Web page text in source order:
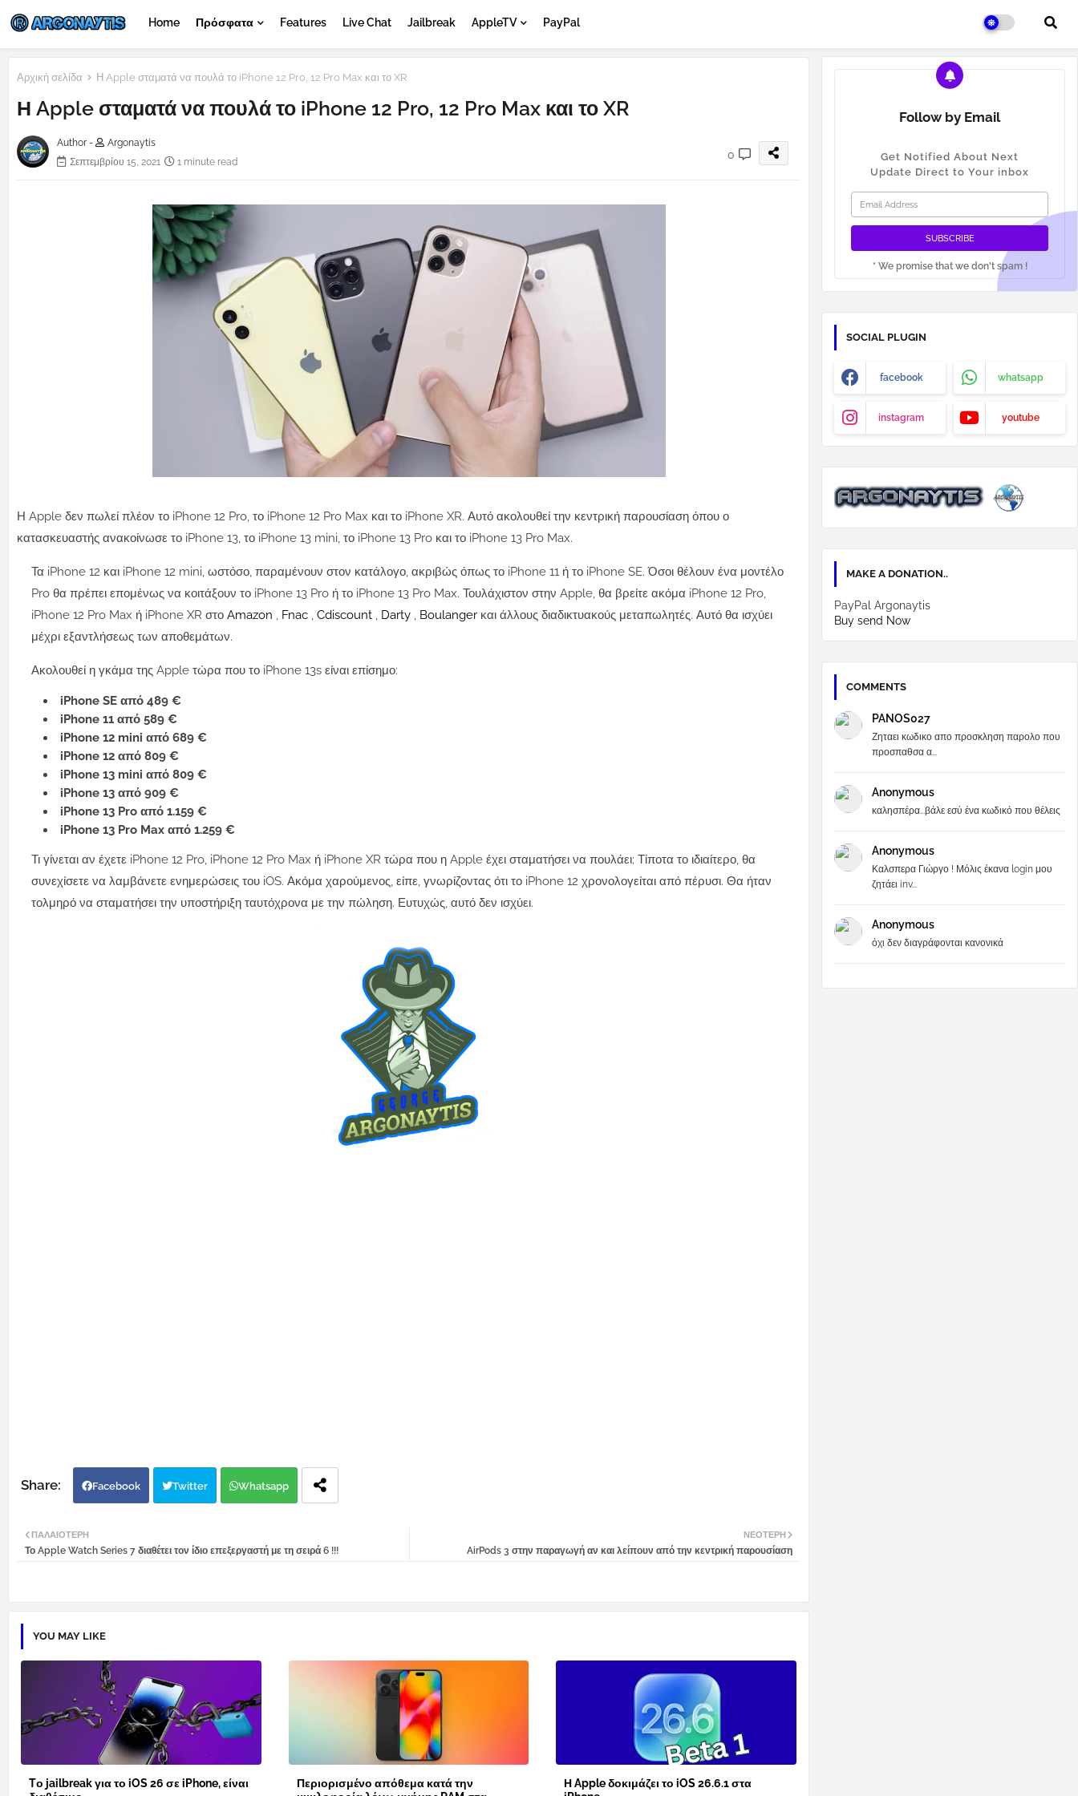
Home Πρόσφατα Features Live Chat Jailbreak AppleTV PayPal
Αρχική σελίδα Η Apple σταματά να πουλά το iPhone 12 Pro, 12 Pro Max και το XR
Η Apple σταματά να πουλά το iPhone 12 Pro, 12 Pro Max και το XR
Author -
Argonaytis
Σεπτεμβρίου 15, 2021
1 minute read
0
Η Apple δεν πωλεί πλέον το iPhone 12 Pro, το iPhone 12 Pro Max και το iPhone XR. Αυτό ακολουθεί την κεντρική παρουσίαση όπου ο
κατασκευαστής ανακοίνωσε το iPhone 13, το iPhone 13 mini, το iPhone 13 Pro και το iPhone 13 Pro Max.
Τα iPhone 12 και iPhone 12 mini, ωστόσο, παραμένουν στον κατάλογο, ακριβώς όπως το iPhone 11 ή το iPhone SE. Όσοι θέλουν ένα μοντέλο
Pro θα πρέπει επομένως να κοιτάξουν το iPhone 13 Pro ή το iPhone 13 Pro Max. Τουλάχιστον στην Apple, θα βρείτε ακόμα iPhone 12 Pro,
iPhone 12 Pro Max ή iPhone XR στο Amazon , Fnac , Cdiscount , Darty , Boulanger και άλλους διαδικτυακούς μεταπωλητές. Αυτό θα ισχύει
μέχρι εξαντλήσεως των αποθεμάτων.
Ακολουθεί η γκάμα της Apple τώρα που το iPhone 13s είναι επίσημο:
iPhone SE από 489 €
iPhone 11 από 589 €
iPhone 12 mini από 689 €
iPhone 12 από 809 €
iPhone 13 mini από 809 €
iPhone 13 από 909 €
iPhone 13 Pro από 1.159 €
iPhone 13 Pro Max από 1.259 €
Τι γίνεται αν έχετε iPhone 12 Pro, iPhone 12 Pro Max ή iPhone XR τώρα που η Apple έχει σταματήσει να πουλάει; Τίποτα το ιδιαίτερο, θα
συνεχίσετε να λαμβάνετε ενημερώσεις του iOS. Ακόμα χαρούμενος, είπε, γνωρίζοντας ότι το iPhone 12 χρονολογείται από πέρυσι. Θα ήταν
τολμηρό να σταματήσει την υποστήριξη ταυτόχρονα με την πώληση. Ευτυχώς, αυτό δεν ισχύει.
Facebook Twitter Whatsapp
ΝΕΌΤΕΡΗ
AirPods 3 στην παραγωγή αν και λείπουν από την κεντρική παρουσίαση
ΠΑΛΑΙΌΤΕΡΗ
Το Apple Watch Series 7 διαθέτει τον ίδιο επεξεργαστή με τη σειρά 6 !!!
YOU MAY LIKE
Tο jailbreak για το iOS 26 σε iPhone, είναι
Περιορισμένο απόθεμα κατά την
Η Apple δοκιμάζει το iOS 26.6.1 στα
Follow by Email
Get Notified About Next
Update Direct to Your inbox
* We promise that we don't spam !
SOCIAL PLUGIN
facebook whatsapp
instagram youtube
MAKE A DONATION..
PayPal Argonaytis
Buy send Now
COMMENTS
PANOS027
Ζηταει κωδικο απο προσκληση παρολο που
προσπαθσα α...
Anonymous
καλησπέρα...βάλε εσύ ένα κωδικό που θέλεις
Anonymous
Καλσπερα Γιώργο ! Μόλις έκανα login μου
ζητάει inv...
Anonymous
όχι δεν διαγράφονται κανονικά